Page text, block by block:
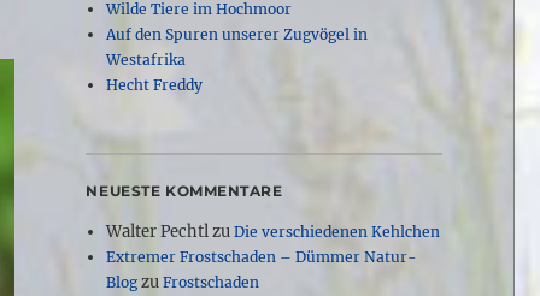
Wilde Tiere im Hochmoor
Auf den Spuren unserer Zugvögel in
Westafrika
Hecht Freddy
NEUESTE KOMMENTARE
Walter Pechtlzu Die verschiedenen Kehlchen
Extremer Frostschaden – Dümmer Natur-
Blogzu Frostschaden